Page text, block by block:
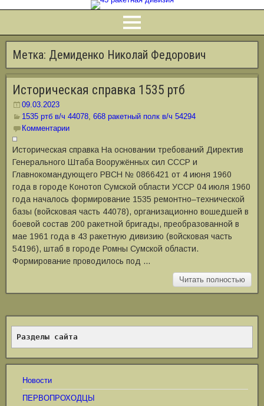
Метка: Демиденко Николай Федорович
Историческая справка 1535 ртб
09.03.2023
1535 ртб в/ч 44078, 668 ракетный полк в/ч 54294
Комментарии
Историческая справка На основании требований Директив
Генерального Штаба Вооружённых сил СССР и
Главнокомандующего РВСН № 0866421 от 4 июня 1960
года в городе Конотоп Сумской области УССР 04 июля 1960
года началось формирование 1535 ремонтно‒технической
базы (войсковая часть 44078), организационно вошедшей в
боевой состав 200 ракетной бригады, преобразованной в
мае 1961 года в 43 ракетную дивизию (войсковая часть
54196), штаб в городе Ромны Сумской области.
Формирование проводилось под …
Читать полностью
Разделы сайта
Новости
ПЕРВОПРОХОДЦЫ